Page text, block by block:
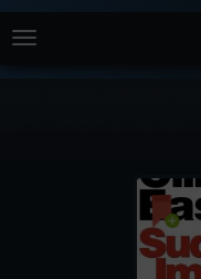
Menu